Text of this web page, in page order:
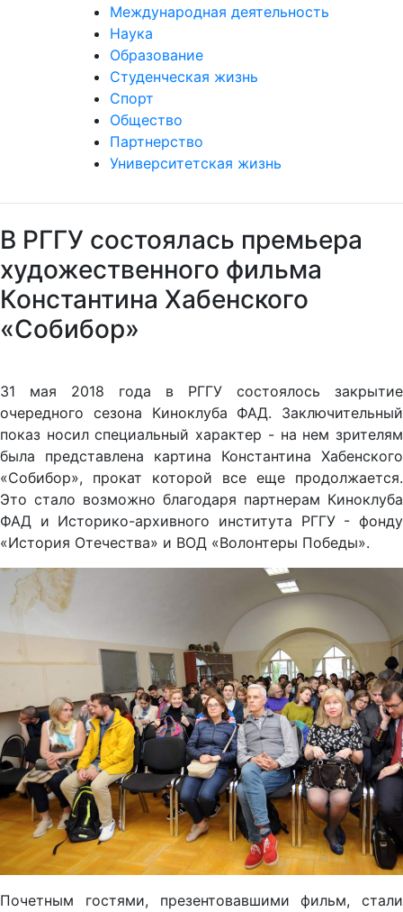
Международная деятельность
Наука
Образование
Студенческая жизнь
Спорт
Общество
Партнерство
Университетская жизнь
В РГГУ состоялась премьера
художественного фильма
Константина Хабенского
«Собибор»
31 мая 2018 года в РГГУ состоялось закрытие
очередного сезона Киноклуба ФАД. Заключительный
показ носил специальный характер - на нем зрителям
была представлена картина Константина Хабенского
«Собибор», прокат которой все еще продолжается.
Это стало возможно благодаря партнерам Киноклуба
ФАД и Историко-архивного института РГГУ - фонду
«История Отечества» и ВОД «Волонтеры Победы».
Почетным гостями, презентовавшими фильм, стали